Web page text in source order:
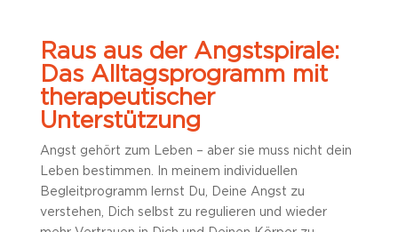
Raus aus der Angstspirale:
Das Alltagsprogramm mit
therapeutischer
Unterstützung
Angst gehört zum Leben – aber sie muss nicht dein
Leben bestimmen. In meinem individuellen
Begleitprogramm lernst Du, Deine Angst zu
verstehen, Dich selbst zu regulieren und wieder